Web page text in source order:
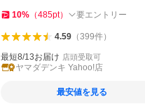
10% （485pt） 要エントリー
4.59（399件）
最短8/13お届け 店頭受取可
ヤマダデンキ Yahoo!店
最安値を見る